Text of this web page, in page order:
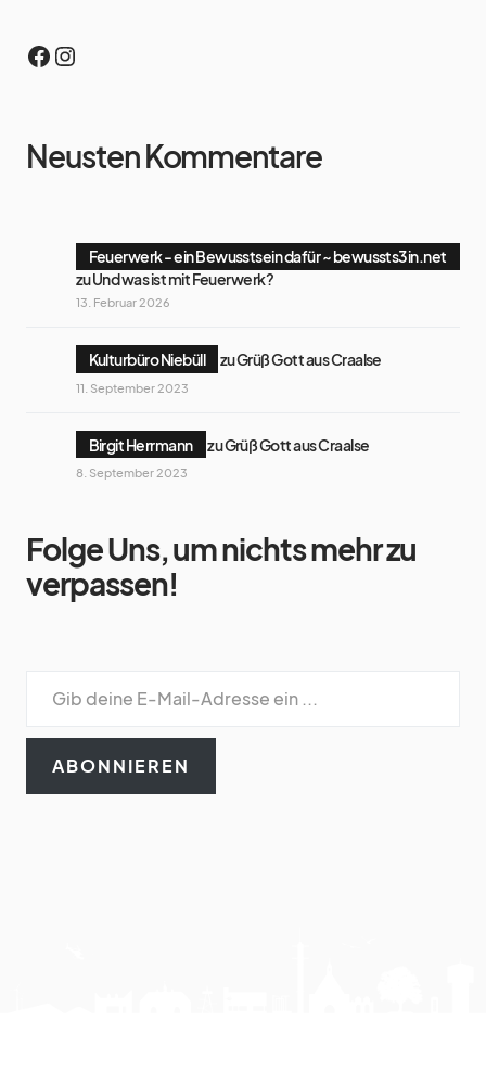
Neusten Kommentare
Feuerwerk - ein Bewusstsein dafür ~ bewussts3in.net
zuUnd was ist mit Feuerwerk?
13. Februar 2026
Kulturbüro Niebüll zuGrüß Gott aus Craalse
11. September 2023
Birgit Herrmann zuGrüß Gott aus Craalse
8. September 2023
Folge Uns, um nichts mehr zu
verpassen!
ABONNIEREN